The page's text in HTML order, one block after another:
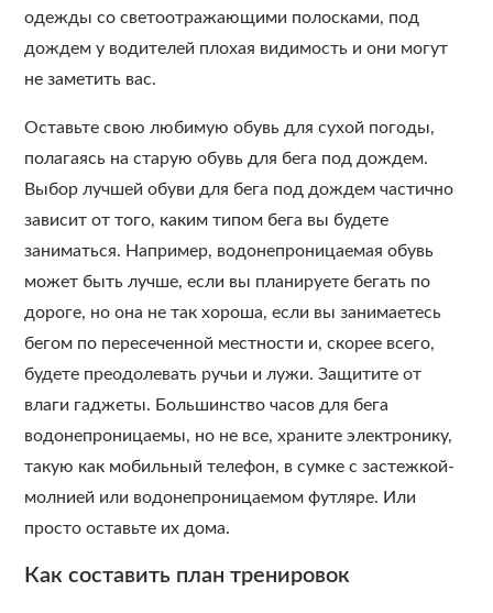
одежды со светоотражающими полосками, под
дождем у водителей плохая видимость и они могут
не заметить вас.
Оставьте свою любимую обувь для сухой погоды,
полагаясь на старую обувь для бега под дождем.
Выбор лучшей обуви для бега под дождем частично
зависит от того, каким типом бега вы будете
заниматься. Например, водонепроницаемая обувь
может быть лучше, если вы планируете бегать по
дороге, но она не так хороша, если вы занимаетесь
бегом по пересеченной местности и, скорее всего,
будете преодолевать ручьи и лужи. Защитите от
влаги гаджеты. Большинство часов для бега
водонепроницаемы, но не все, храните электронику,
такую как мобильный телефон, в сумке с застежкой-
молнией или водонепроницаемом футляре. Или
просто оставьте их дома.
Как составить план тренировок